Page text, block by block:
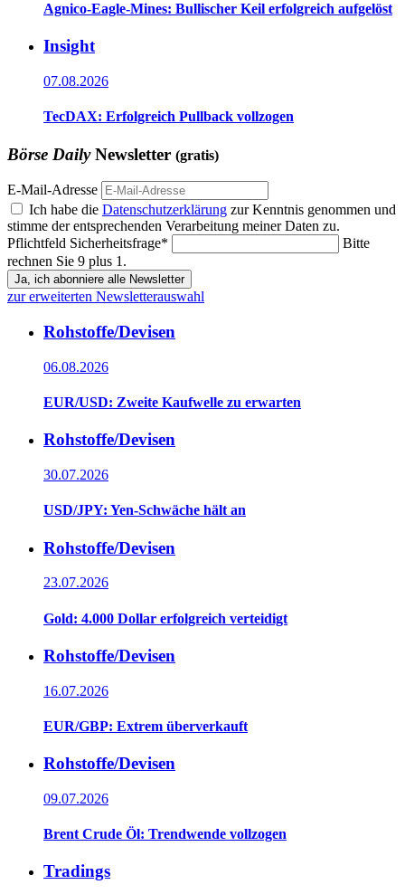
Agnico-Eagle-Mines: Bullischer Keil erfolgreich aufgelöst
Insight
07.08.2026
TecDAX: Erfolgreich Pullback vollzogen
Börse DailyNewsletter (gratis)
E-Mail-Adresse
Ich habe die Datenschutzerklärung zur Kenntnis genommen und
stimme der entsprechenden Verarbeitung meiner Daten zu.
Pflichtfeld Sicherheitsfrage*
Bitte
rechnen Sie 9 plus 1.
Ja, ich abonniere alle Newsletter
zur erweiterten Newsletterauswahl
Rohstoffe/Devisen
06.08.2026
EUR/USD: Zweite Kaufwelle zu erwarten
Rohstoffe/Devisen
30.07.2026
USD/JPY: Yen-Schwäche hält an
Rohstoffe/Devisen
23.07.2026
Gold: 4.000 Dollar erfolgreich verteidigt
Rohstoffe/Devisen
16.07.2026
EUR/GBP: Extrem überverkauft
Rohstoffe/Devisen
09.07.2026
Brent Crude Öl: Trendwende vollzogen
Tradings